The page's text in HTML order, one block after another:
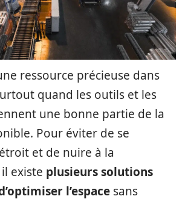
ressource précieuse dans
quand les outils et les
une bonne partie de la
Pour éviter de se
et de nuire à la
existe plusieurs solutions
l’espace sans